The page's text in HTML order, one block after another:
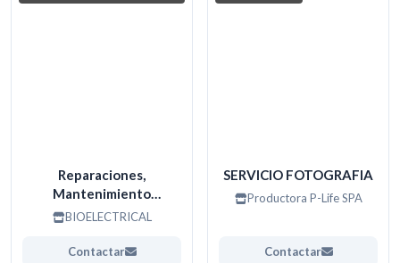
Reparaciones,
Mantenimiento
preventivo y correctivo.
BIOELECTRICAL
Contactar
SERVICIO FOTOGRAFIA
Productora P-Life SPA
Contactar